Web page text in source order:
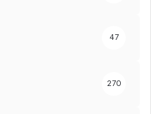
47
270